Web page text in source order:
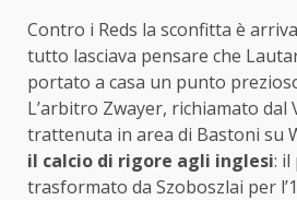
Contro i Reds la sconfitta è
tutto lasciava pensare che
portato a casa un punto
L’arbitro Zwayer, richiamato dal
trattenuta in area di Bastoni su
il calcio di rigore agli inglesi: il
trasformato da Szoboszlai per